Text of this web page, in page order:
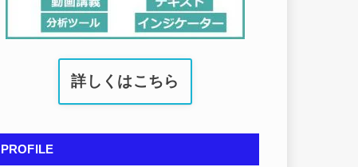
詳しくはこちら
PROFILE